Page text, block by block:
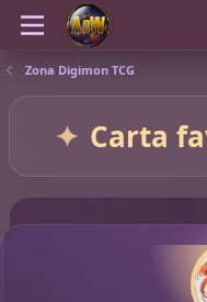
Zona Digimon TCG
Carta